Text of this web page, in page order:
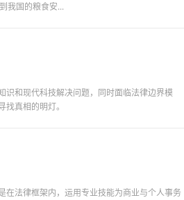
我国的粮食安...
识和现代科技解决问题，同时面临法律边界模
真相的明灯。
法律框架内，运用专业技能为商业与个人事务